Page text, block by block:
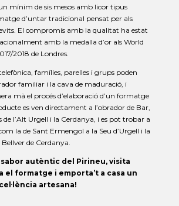
mínim de sis mesos amb licor tipus
d’untar tradicional pensat per als
El compromís amb la qualitat ha estat
amb la medalla d’or als World
2018 de Londres.
famílies, parelles i grups poden
familiar i la cava de maduració, i
mà el procés d’elaboració d’un formatge
es ven directament a l’obrador de Bar,
de l’Alt Urgell i la Cerdanya, i es pot trobar a
la de Sant Ermengol a la Seu d’Urgell i la
de Cerdanya.
autèntic del Pirineu, visita
el formatge i emporta’t a casa un
artesana!